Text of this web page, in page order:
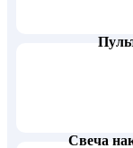
Свеча